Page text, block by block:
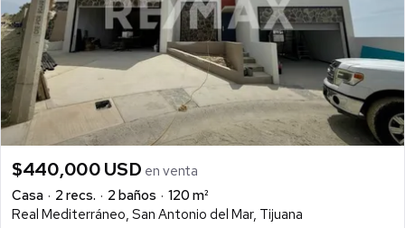
$440,000 USD en venta
Casa
2 recs. 2 baños
120 m²
Real Mediterráneo, San Antonio del Mar, Tijuana